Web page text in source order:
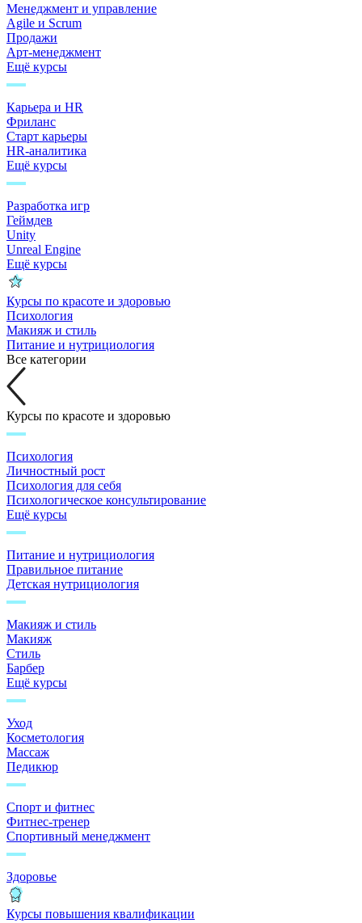
Менеджмент и управление
Agile и Scrum
Продажи
Арт-менеджмент
Ещё курсы
Карьера и HR
Фриланс
Старт карьеры
HR-аналитика
Ещё курсы
Разработка игр
Геймдев
Unity
Unreal Engine
Ещё курсы
Курсы по красоте и здоровью
Психология
Макияж и стиль
Питание и нутрициология
Все категории
Курсы по красоте и здоровью
Психология
Личностный рост
Психология для себя
Психологическое консультирование
Ещё курсы
Питание и нутрициология
Правильное питание
Детская нутрициология
Макияж и стиль
Макияж
Стиль
Барбер
Ещё курсы
Уход
Косметология
Массаж
Педикюр
Спорт и фитнес
Фитнес-тренер
Спортивный менеджмент
Здоровье
Курсы повышения квалификации